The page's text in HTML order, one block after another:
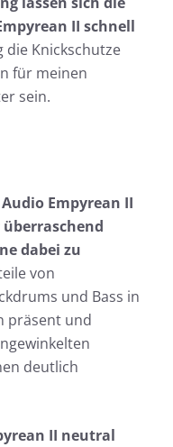
II schnell
die Knickschutze
für meinen
sein.
Empyrean II
dabei zu
von
und Bass in
präsent und
deutlich
II neutral
sich die
gut
Blick bieten wir
noch die
beurteilen.
So testen wir